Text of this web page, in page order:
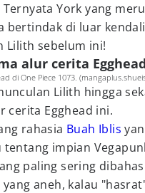
Ternyata York yang
bertindak di luar
Lilith sebelum ini!
alur cerita
di One Piece 1073.
Lilith hingga
cerita Egghead ini.
rahasia Buah Iblis
tentang impian
paling sering
yang aneh, kalau